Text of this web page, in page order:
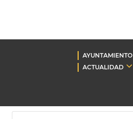
AYUNTAMIENTO
ACTUALIDAD